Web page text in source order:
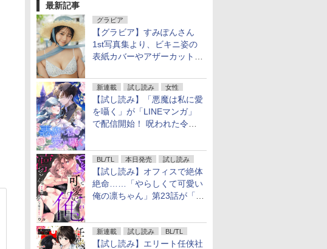
最新記事
グラビア
【グラビア】すみぽんさん
1st写真集より、ビキニ姿の
表紙カバーやアザーカットを
新連載 試し読み 女性
【試し読み】「悪魔は私に愛
を囁く」が「LINEマンガ」
で配信開始！ 呪われた令嬢×
BL/TL 本日発売 試し読み
【試し読み】オフィスで絶体
絶命……「やらしくて可愛い
俺の凛ちゃん」第23話が「コ
新連載 試し読み BL/TL
【試し読み】エリート任侠社